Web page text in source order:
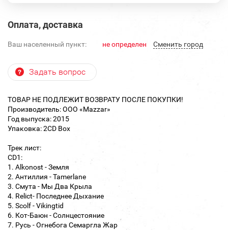
Оплата, доставка
Ваш населенный пункт: не определен Cменить город
Задать вопрос
ТОВАР НЕ ПОДЛЕЖИТ ВОЗВРАТУ ПОСЛЕ ПОКУПКИ!
Производитель: ООО «Mazzar»
Год выпуска: 2015
Упаковка: 2CD Box
Трек лист:
CD1:
1. Alkonost - Земля
2. Антиллия - Tamerlane
3. Смута - Мы Два Крыла
4. Relict- Последнее Дыхание
5. Scolf - Vikingtid
6. Кот-Баюн - Солнцестояние
7. Русь - Огнебога Семаргла Жар